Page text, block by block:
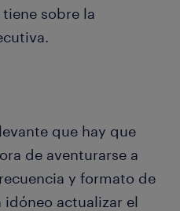
sobre la
que hay que
de aventurarse a
y formato de
actualizar el